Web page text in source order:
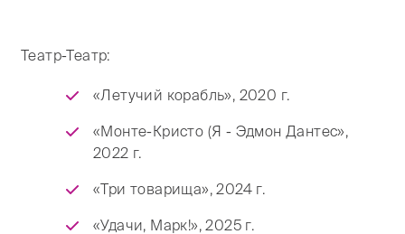
Театр-Театр:
«Летучий корабль», 2020 г.
«Монте-Кристо (Я - Эдмон Дантес»,
2022 г.
«Три товарища», 2024 г.
«Удачи, Марк!», 2025 г.